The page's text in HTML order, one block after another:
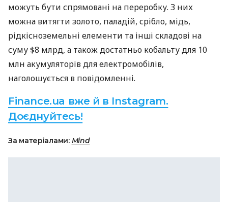
можуть бути спрямовані на переробку. З них
можна витягти золото, паладій, срібло, мідь,
рідкісноземельні елементи та інші складові на
суму $8 млрд, а також достатньо кобальту для 10
млн акумуляторів для електромобілів,
наголошується в повідомленні.
Finance.ua вже й в Instagram.
Доєднуйтесь!
За матеріалами: Mind